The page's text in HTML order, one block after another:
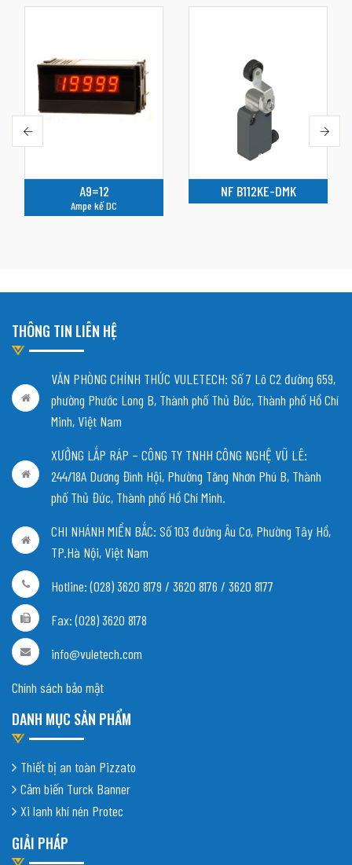
A9=12
Ampe kế DC
NF B112KE-DMK
THÔNG TIN LIÊN HỆ
VĂN PHÒNG CHÍNH THỨC VULETECH: Số 7 Lô C2 đường 659,
phường Phước Long B, Thành phố Thủ Đức, Thành phố Hồ Chí
Minh, Việt Nam
XƯỞNG LẮP RÁP – CÔNG TY TNHH CÔNG NGHỆ VŨ LÊ:
244/18A Dương Đình Hội, Phường Tăng Nhơn Phú B, Thành
phố Thủ Đức, Thành phố Hồ Chí Minh.
CHI NHÁNH MIỀN BẮC: Số 103 đường Âu Cơ, Phường Tây Hồ,
TP.Hà Nội, Việt Nam
Hotline: (028) 3620 8179 / 3620 8176 / 3620 8177
Fax: (028) 3620 8178
info@vuletech.com
Chính sách bảo mật
DANH MỤC SẢN PHẨM
Thiết bị an toàn Pizzato
Cảm biến Turck Banner
Xi lanh khí nén Protec
GIẢI PHÁP